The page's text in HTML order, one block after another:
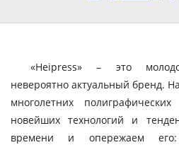
«Heipress» – это
невероятно актуальный бренд.
многолетних
новейших технологий и
времени и опережаем его: